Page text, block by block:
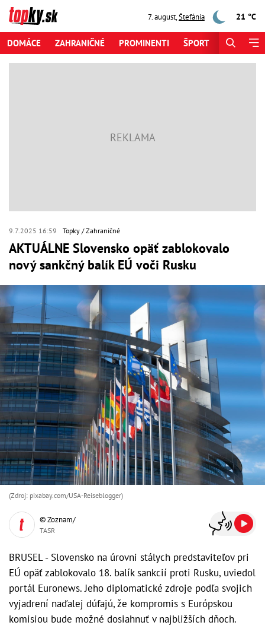
7. august,Štefánia 21 °C
DOMÁCE ZAHRANIČNÉ PROMINENTI ŠPORT
9.7.2025 16:59 Topky Zahraničné
AKTUÁLNE Slovensko opäť zablokovalo
nový sankčný balík EÚ voči Rusku
(Zdroj: pixabay.com/USA-Reiseblogger)
© Zoznam/
TASR
BRUSEL - Slovensko na úrovni stálych predstaviteľov pri
EÚ opäť zablokovalo 18. balík sankcií proti Rusku, uviedol
portál Euronews. Jeho diplomatické zdroje podľa svojich
vyjadrení naďalej dúfajú, že kompromis s Európskou
komisiou bude možné dosiahnuť v najbližších dňoch.